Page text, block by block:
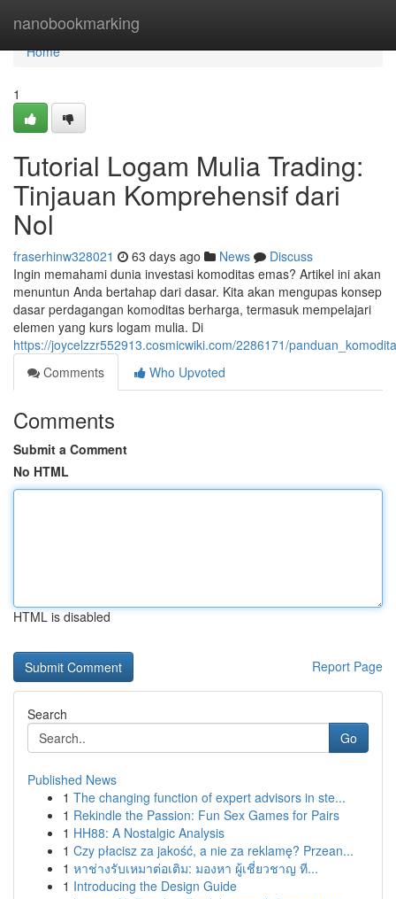
nanobookmarking
Home
Home
1
Tutorial Logam Mulia Trading:
Tinjauan Komprehensif dari
Nol
fraserhinw328021 63 days ago News
Discuss
Ingin memahami dunia investasi komoditas emas? Artikel ini akan
menuntun Anda bertahap dari dasar. Kita akan mengupas konsep
dasar perdagangan komoditas berharga, termasuk mempelajari
elemen yang kurs logam mulia. Di
https://joycelzzr552913.cosmicwiki.com/2286171/
Comments
Who Upvoted
Comments
Submit a Comment
No HTML
HTML is disabled
Report Page
Search
Go
Published News
1 The changing function of expert advisors in ste...
1 Rekindle the Passion: Fun Sex Games for Pairs
1 HH88: A Nostalgic Analysis
1 Czy płacisz za jakość, a nie za reklamę? Przean...
1 หาช่างรับเหมาต่อเติม: มองหา ผู้เชี่ยวชาญ ที...
1 Introducing the Design Guide